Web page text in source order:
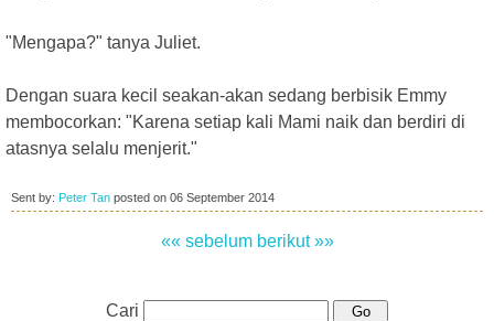
"Mengapa?" tanya Juliet.
Dengan suara kecil seakan-akan sedang berbisik Emmy
membocorkan: "Karena setiap kali Mami naik dan berdiri di
atasnya selalu menjerit."
Sent by: Peter Tan posted on 06 September 2014
«« sebelum berikut »»
Cari